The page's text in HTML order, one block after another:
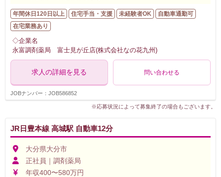
年間休日120日以上 住宅手当・支援 未経験者OK
自動車通勤可
在宅業務あり
◇企業名
永富調剤薬局 富士見が丘店(株式会社なの花九州)
求人の詳細を見る 問い合わせる
JOBナンバー：JOB586852
※応募状況によって募集終了の場合もございます。
JR日豊本線 高城駅 自動車12分
大分県大分市
正社員｜調剤薬局
年収400〜580万円